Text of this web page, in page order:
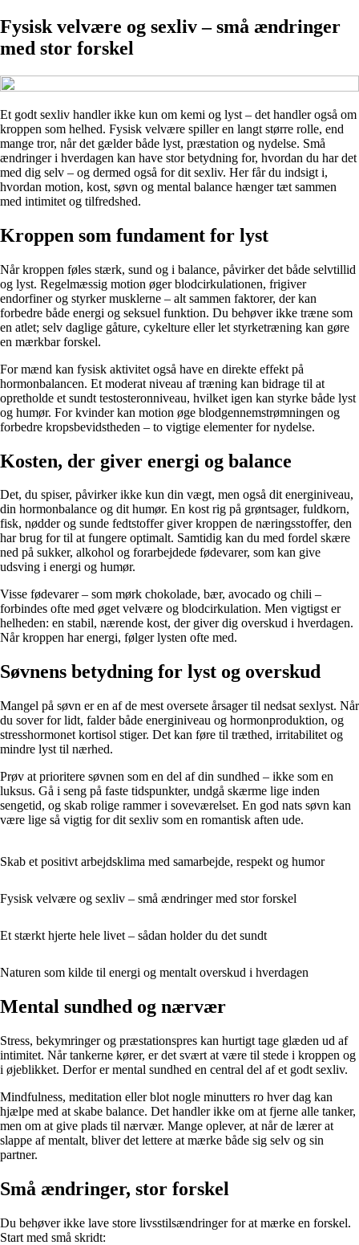
Fysisk velvære og sexliv – små ændringer
med stor forskel
Et godt sexliv handler ikke kun om kemi og lyst – det handler også om
kroppen som helhed. Fysisk velvære spiller en langt større rolle, end
mange tror, når det gælder både lyst, præstation og nydelse. Små
ændringer i hverdagen kan have stor betydning for, hvordan du har det
med dig selv – og dermed også for dit sexliv. Her får du indsigt i,
hvordan motion, kost, søvn og mental balance hænger tæt sammen
med intimitet og tilfredshed.
Kroppen som fundament for lyst
Når kroppen føles stærk, sund og i balance, påvirker det både selvtillid
og lyst. Regelmæssig motion øger blodcirkulationen, frigiver
endorfiner og styrker musklerne – alt sammen faktorer, der kan
forbedre både energi og seksuel funktion. Du behøver ikke træne som
en atlet; selv daglige gåture, cykelture eller let styrketræning kan gøre
en mærkbar forskel.
For mænd kan fysisk aktivitet også have en direkte effekt på
hormonbalancen. Et moderat niveau af træning kan bidrage til at
opretholde et sundt testosteronniveau, hvilket igen kan styrke både lyst
og humør. For kvinder kan motion øge blodgennemstrømningen og
forbedre kropsbevidstheden – to vigtige elementer for nydelse.
Kosten, der giver energi og balance
Det, du spiser, påvirker ikke kun din vægt, men også dit energiniveau,
din hormonbalance og dit humør. En kost rig på grøntsager, fuldkorn,
fisk, nødder og sunde fedtstoffer giver kroppen de næringsstoffer, den
har brug for til at fungere optimalt. Samtidig kan du med fordel skære
ned på sukker, alkohol og forarbejdede fødevarer, som kan give
udsving i energi og humør.
Visse fødevarer – som mørk chokolade, bær, avocado og chili –
forbindes ofte med øget velvære og blodcirkulation. Men vigtigst er
helheden: en stabil, nærende kost, der giver dig overskud i hverdagen.
Når kroppen har energi, følger lysten ofte med.
Søvnens betydning for lyst og overskud
Mangel på søvn er en af de mest oversete årsager til nedsat sexlyst. Når
du sover for lidt, falder både energiniveau og hormonproduktion, og
stresshormonet kortisol stiger. Det kan føre til træthed, irritabilitet og
mindre lyst til nærhed.
Prøv at prioritere søvnen som en del af din sundhed – ikke som en
luksus. Gå i seng på faste tidspunkter, undgå skærme lige inden
sengetid, og skab rolige rammer i soveværelset. En god nats søvn kan
være lige så vigtig for dit sexliv som en romantisk aften ude.
Skab et positivt arbejdsklima med samarbejde, respekt og humor
Fysisk velvære og sexliv – små ændringer med stor forskel
Et stærkt hjerte hele livet – sådan holder du det sundt
Naturen som kilde til energi og mentalt overskud i hverdagen
Mental sundhed og nærvær
Stress, bekymringer og præstationspres kan hurtigt tage glæden ud af
intimitet. Når tankerne kører, er det svært at være til stede i kroppen og
i øjeblikket. Derfor er mental sundhed en central del af et godt sexliv.
Mindfulness, meditation eller blot nogle minutters ro hver dag kan
hjælpe med at skabe balance. Det handler ikke om at fjerne alle tanker,
men om at give plads til nærvær. Mange oplever, at når de lærer at
slappe af mentalt, bliver det lettere at mærke både sig selv og sin
partner.
Små ændringer, stor forskel
Du behøver ikke lave store livsstilsændringer for at mærke en forskel.
Start med små skridt: